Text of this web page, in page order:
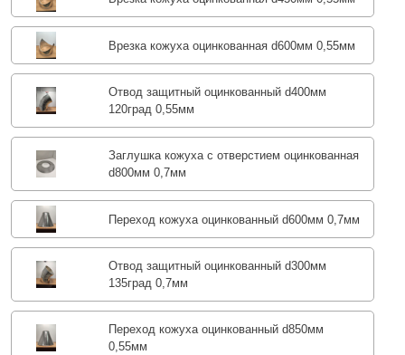
Врезка кожуха оцинкованная d600мм 0,55мм
Отвод защитный оцинкованный d400мм
120град 0,55мм
Заглушка кожуха с отверстием оцинкованная
d800мм 0,7мм
Переход кожуха оцинкованный d600мм 0,7мм
Отвод защитный оцинкованный d300мм
135град 0,7мм
Переход кожуха оцинкованный d850мм
0,55мм